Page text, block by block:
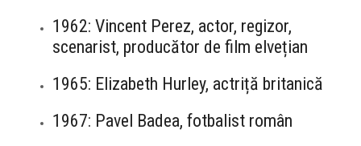
1962: Vincent Perez, actor, regizor,
scenarist, producător de film elvețian
1965: Elizabeth Hurley, actriță britanică
1967: Pavel Badea, fotbalist român